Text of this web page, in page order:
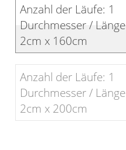
Anzahl der Läufe: 1
Durchmesser / Länge
2cm x 160cm
Anzahl der Läufe: 1
Durchmesser / Länge
2cm x 200cm